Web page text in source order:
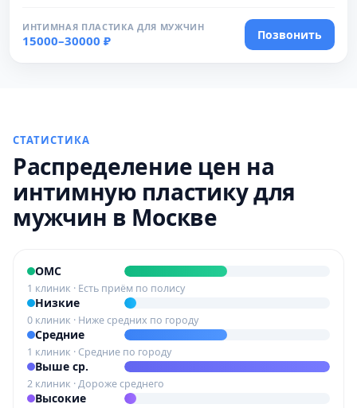
ИНТИМНАЯ ПЛАСТИКА ДЛЯ МУЖЧИН
15000–30000 ₽ Позвонить
СТАТИСТИКА
Распределение цен на
интимную пластику для
мужчин в Москве
ОМС
1 клиник · Есть приём по полису
Низкие
0 клиник · Ниже средних по городу
Средние
1 клиник · Средние по городу
Выше ср.
2 клиник · Дороже среднего
Высокие